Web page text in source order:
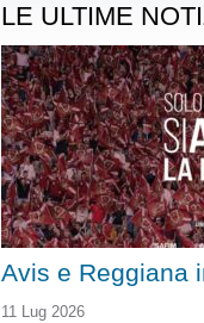
LE ULTIME
Avis e Reggiana
11 Lug 2026